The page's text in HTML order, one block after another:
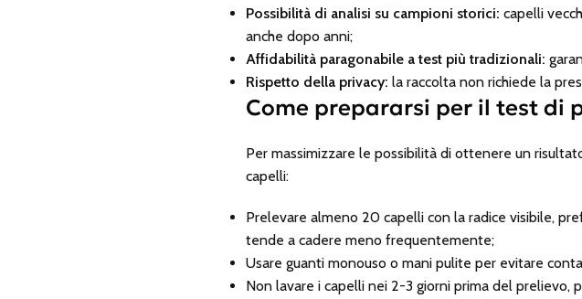
Possibilità di analisi su campioni storici: capelli
anche dopo anni;
Affidabilità paragonabile a test più tradizionali:
Rispetto della privacy: la raccolta non richiede la
Come prepararsi per il test
Per massimizzare le possibilità di ottenere un
capelli:
Prelevare almeno 20 capelli con la radice visibile,
tende a cadere meno frequentemente;
Usare guanti monouso o mani pulite per evitare
Non lavare i capelli nei 2-3 giorni prima del